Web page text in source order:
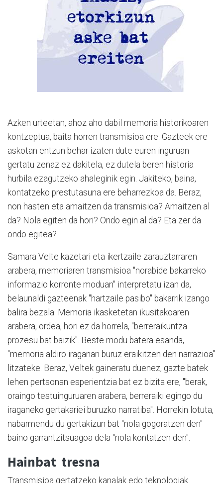
Azken urteetan, ahoz aho dabil memoria historikoaren
kontzeptua, baita horren transmisioa ere. Gazteek ere
askotan entzun behar izaten dute euren inguruan
gertatu zenaz ez dakitela, ez dutela beren historia
hurbila ezagutzeko ahaleginik egin. Jakiteko, baina,
kontatzeko prestutasuna ere beharrezkoa da. Beraz,
non hasten eta amaitzen da transmisioa? Amaitzen al
da? Nola egiten da hori? Ondo egin al da? Eta zer da
ondo egitea?
Samara Velte kazetari eta ikertzaile zarauztarraren
arabera, memoriaren transmisioa "norabide bakarreko
informazio korronte moduan" interpretatu izan da,
belaunaldi gazteenak "hartzaile pasibo" bakarrik izango
balira bezala. Memoria ikasketetan ikusitakoaren
arabera, ordea, hori ez da horrela, "berreraikuntza
prozesu bat baizik". Beste modu batera esanda,
"memoria aldiro iraganari buruz eraikitzen den narrazioa"
litzateke. Beraz, Veltek gaineratu duenez, gazte batek
lehen pertsonan esperientzia bat ez bizita ere, "berak,
oraingo testuinguruaren arabera, berreraiki egingo du
iraganeko gertakariei buruzko narratiba". Horrekin lotuta,
nabarmendu du gertakizun bat "nola gogoratzen den"
baino garrantzitsuagoa dela "nola kontatzen den".
Hainbat tresna
Transmisioa gertatzeko kanalak edo teknologiak